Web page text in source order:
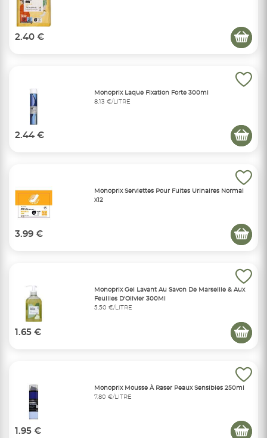
2.40 €
Monoprix Laque Fixation Forte 300ml
8,13 €/LITRE
2.44 €
Monoprix Serviettes Pour Fuites Urinaires Normal
x12
3.99 €
Monoprix Gel Lavant Au Savon De Marseille & Aux
Feuilles D'Olivier 300Ml
5,50 €/LITRE
1.65 €
Monoprix Mousse À Raser Peaux Sensibles 250ml
7,80 €/LITRE
1.95 €